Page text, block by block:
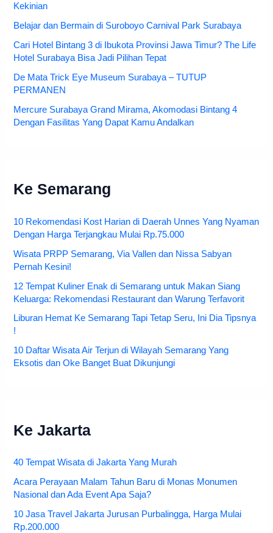
Kekinian
Belajar dan Bermain di Suroboyo Carnival Park Surabaya
Cari Hotel Bintang 3 di Ibukota Provinsi Jawa Timur? The Life
Hotel Surabaya Bisa Jadi Pilihan Tepat
De Mata Trick Eye Museum Surabaya – TUTUP
PERMANEN
Mercure Surabaya Grand Mirama, Akomodasi Bintang 4
Dengan Fasilitas Yang Dapat Kamu Andalkan
Ke Semarang
10 Rekomendasi Kost Harian di Daerah Unnes Yang Nyaman
Dengan Harga Terjangkau Mulai Rp.75.000
Wisata PRPP Semarang, Via Vallen dan Nissa Sabyan
Pernah Kesini!
12 Tempat Kuliner Enak di Semarang untuk Makan Siang
Keluarga: Rekomendasi Restaurant dan Warung Terfavorit
Liburan Hemat Ke Semarang Tapi Tetap Seru, Ini Dia Tipsnya
!
10 Daftar Wisata Air Terjun di Wilayah Semarang Yang
Eksotis dan Oke Banget Buat Dikunjungi
Ke Jakarta
40 Tempat Wisata di Jakarta Yang Murah
Acara Perayaan Malam Tahun Baru di Monas Monumen
Nasional dan Ada Event Apa Saja?
10 Jasa Travel Jakarta Jurusan Purbalingga, Harga Mulai
Rp.200.000